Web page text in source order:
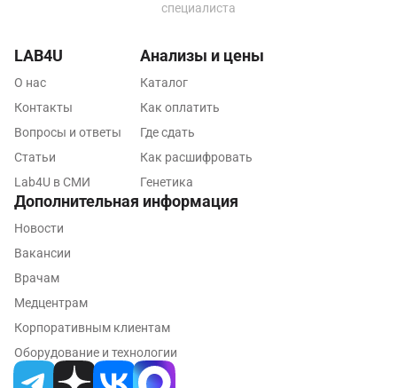
Королев
Красногорск
Краснодар
Красноярск
Курск
Липецк
Лобня
специалиста
LAB4U
О нас
Контакты
Вопросы и ответы
Статьи
Lab4U в СМИ
Анализы и цены
Каталог
Как оплатить
Где сдать
Как расшифровать
Генетика
Дополнительная информация
Новости
Вакансии
Врачам
Медцентрам
Корпоративным клиентам
Оборудование и технологии